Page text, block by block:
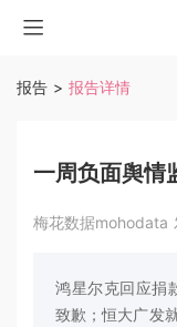
报告 > 报告详情
一周负面舆情
梅花数据
鸿星尔克回应捐
致歉；恒大广发